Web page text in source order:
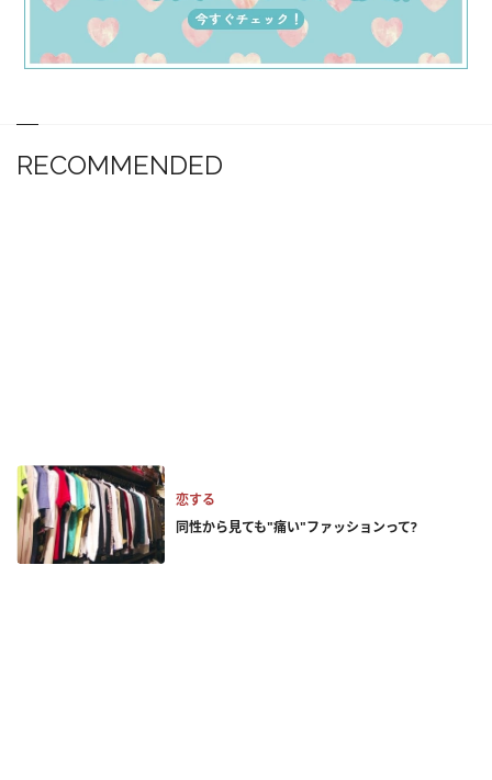
RECOMMENDED
恋する
同性から見ても"痛い"ファッションって?